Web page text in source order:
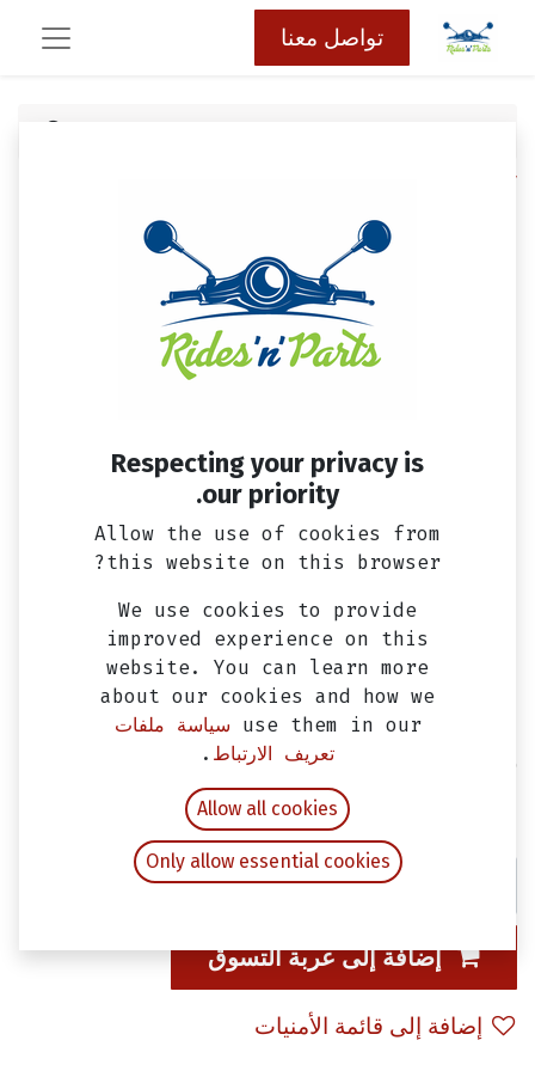
تواصل معنا
كافة المنتجات
زرجينه ترس مارش - للسكوتر - قصيره
شامل ضريبة القيمة المضافة
إضافة إلى عربة التسوق
إضافة إلى قائمة الأمنيات
Respecting your privacy is
our priority.
Allow the use of cookies from
this website on this browser?
We use cookies to provide
improved experience on this
website. You can learn more
about our cookies and how we
use them in our سياسة ملفات
تعريف الارتباط .
Allow all cookies
Only allow essential cookies